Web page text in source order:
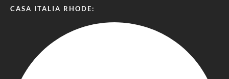
CASA ITALIA RHODE: